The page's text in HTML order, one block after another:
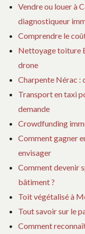
Vendre ou louer à
diagnostiqueur
Comprendre le
Nettoyage toiture
drone
Charpente Nérac :
Transport en taxi
demande
Crowdfunding
Comment gagner
envisager
Comment devenir
bâtiment ?
Toit végétalisé à
Tout savoir sur le
Comment